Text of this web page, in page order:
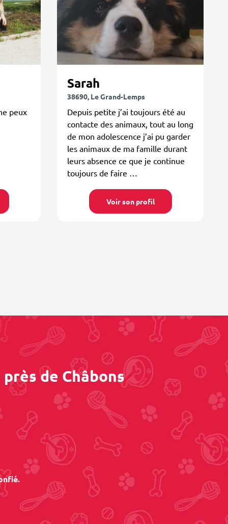
peux
Sarah
38690, Le Grand-Lemps
Depuis petite j’ai toujours été au
contacte des animaux, tout au long
de mon adolescence j’ai pu garder
les animaux de ma famille durant
leurs absence ce que je continue
toujours de faire …
Voir son profil
de Châbons